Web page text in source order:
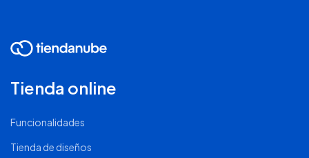
Tienda online
Funcionalidades
Tienda de diseños